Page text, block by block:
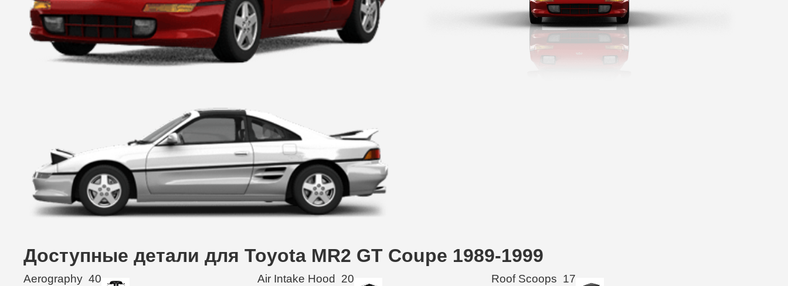
Доступные детали для Toyota MR2 GT Coupe 1989-1999
Aerography 40 Air Intake Hood 20 Roof Scoops 17